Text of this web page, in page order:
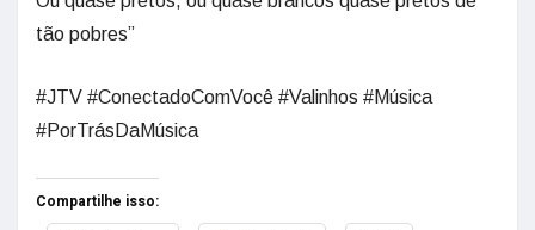
tão pobres”
#JTV #ConectadoComVocê #Valinhos #Música
#PorTrásDaMúsica
Compartilhe isso: